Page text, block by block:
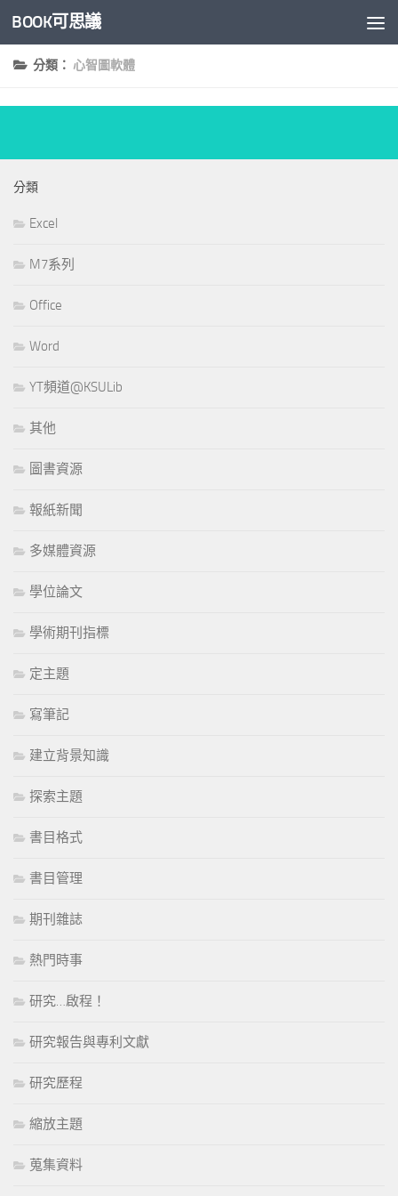
Skip to content
BOOK可思議
分類： 心智圖軟體
分類
Excel
M7系列
Office
Word
YT頻道@KSULib
其他
圖書資源
報紙新聞
多媒體資源
學位論文
學術期刊指標
定主題
寫筆記
建立背景知識
探索主題
書目格式
書目管理
期刊雜誌
熱門時事
研究…啟程！
研究報告與專利文獻
研究歷程
縮放主題
蒐集資料